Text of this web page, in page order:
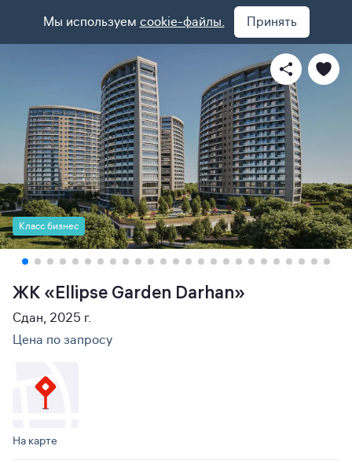
Мы используем cookie-файлы. Принять
Класс бизнес
ЖК «Ellipse Garden Darhan»
Сдан, 2025 г.
Цена по запросу
На карте